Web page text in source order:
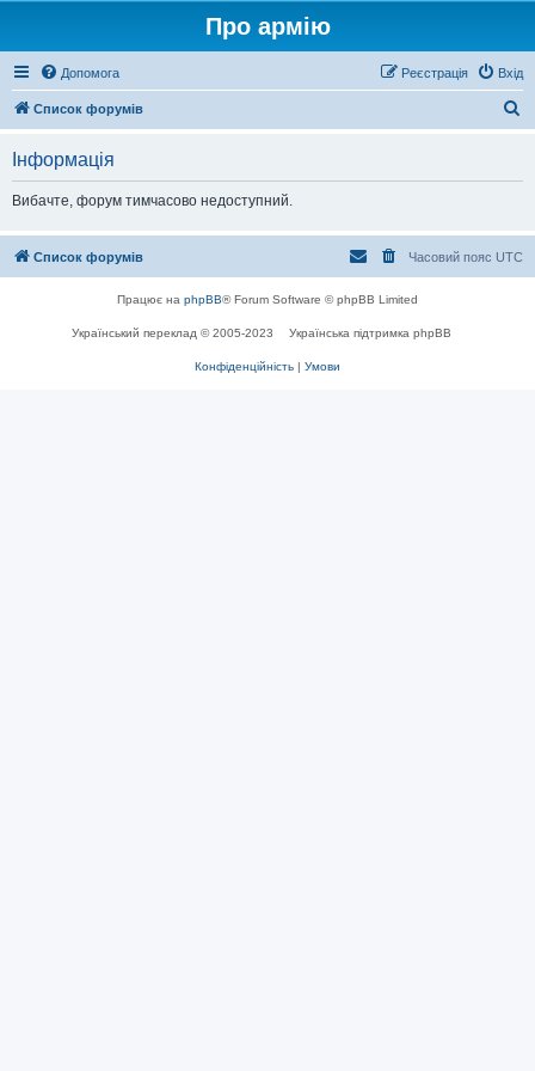
Про армію
Допомога Вхід
Реєстрація
Список форумів
Інформація
Вибачте, форум тимчасово недоступний.
Список форумів Часовий пояс UTC
Працює на phpBB® Forum Software © phpBB Limited
Український переклад © 2005-2023 Українська підтримка phpBB
Конфіденційність | Умови